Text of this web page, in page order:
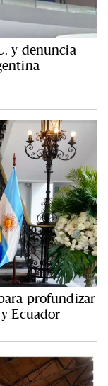
y denuncia
profundizar
Ecuador